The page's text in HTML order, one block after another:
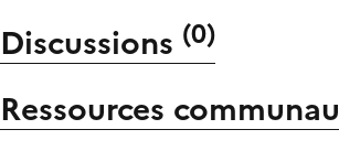
Discussions (0)
Ressources